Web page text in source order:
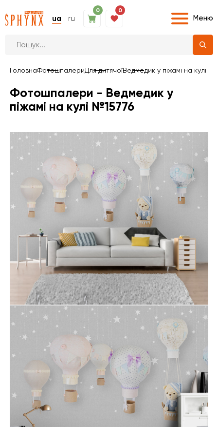
ua ru
0 0
Меню
ГоловнаФотошпалериДля дитячоїВедмедик у піжамі на кулі
Фотошпалери - Ведмедик у
піжамі на кулі №15776